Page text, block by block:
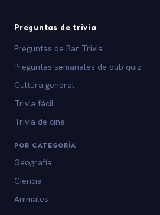
Preguntas de trivia
Preguntas de Bar Trivia
Preguntas semanales de pub quiz
Cultura general
Trivia fácil
Trivia de cine
POR CATEGORÍA
Geografía
Ciencia
Animales